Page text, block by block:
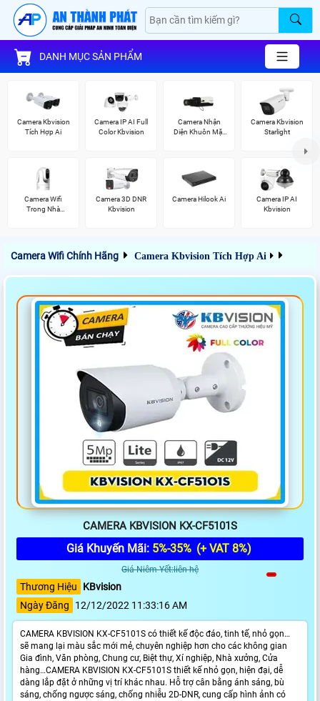
DANH MỤC SẢN PHẨM
Camera Kbvision
Tích Hợp Ai
Camera IP AI Full
Color Kbvision
Camera Nhận
Diện Khuôn Mặt
Camera Kbvision
Starlight
Camera Wifi
Trong Nhà
Camera 3D DNR
Kbvision
Camera Hilook Ai
Camera IP AI
Kbvision
Camera Wifi Chính Hãng Camera Kbvision Tích Hợp Ai
CAMERA KBVISION KX-CF5101S
Giá Khuyến Mãi: 5%-35% (+ VAT 8%)
Giá Niêm Yết:liên hệ
Thương Hiệu
KBvision
Ngày Đăng
12/12/2022 11:33:16 AM
CAMERA KBVISION KX-CF5101S có thiết kế độc đáo, tinh tế, nhỏ gọn…
sẽ mang lại màu sắc mới mẻ, chuyên nghiệp hơn cho các không gian
Gia đình, Văn phòng, Chung cư, Biệt thự, Xí nghiệp, Nhà xưởng, Cửa
hàng…CAMERA KBVISION KX-CF5101S thiết kế nhỏ gọn, hiện đại, dễ
dàng lắp đặt ở những vị trí khác nhau. Hỗ trợ cân bằng ánh sáng, bù
sáng, chống ngược sáng, chống nhiễu 2D-DNR, cung cấp hình ảnh có